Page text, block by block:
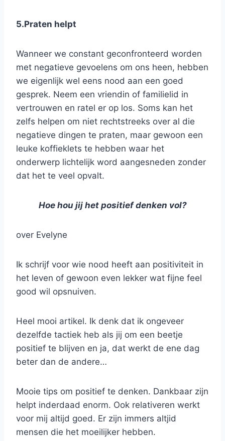
5.Praten helpt
Wanneer we constant geconfronteerd worden
met negatieve gevoelens om ons heen, hebben
we eigenlijk wel eens nood aan een goed
gesprek. Neem een vriendin of familielid in
vertrouwen en ratel er op los. Soms kan het
zelfs helpen om niet rechtstreeks over al die
negatieve dingen te praten, maar gewoon een
leuke koffieklets te hebben waar het
onderwerp lichtelijk word aangesneden zonder
dat het te veel opvalt.
Hoe hou jij het positief denken vol?
over Evelyne
Ik schrijf voor wie nood heeft aan positiviteit in
het leven of gewoon even lekker wat fijne feel
good wil opsnuiven.
Heel mooi artikel. Ik denk dat ik ongeveer
dezelfde tactiek heb als jij om een beetje
positief te blijven en ja, dat werkt de ene dag
beter dan de andere…
Mooie tips om positief te denken. Dankbaar zijn
helpt inderdaad enorm. Ook relativeren werkt
voor mij altijd goed. Er zijn immers altjid
mensen die het moeilijker hebben.